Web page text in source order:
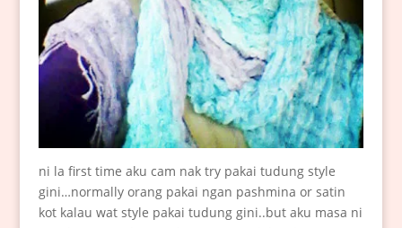
ni la first time aku cam nak try pakai tudung style
gini…normally orang pakai ngan pashmina or satin
kot kalau wat style pakai tudung gini..but aku masa ni